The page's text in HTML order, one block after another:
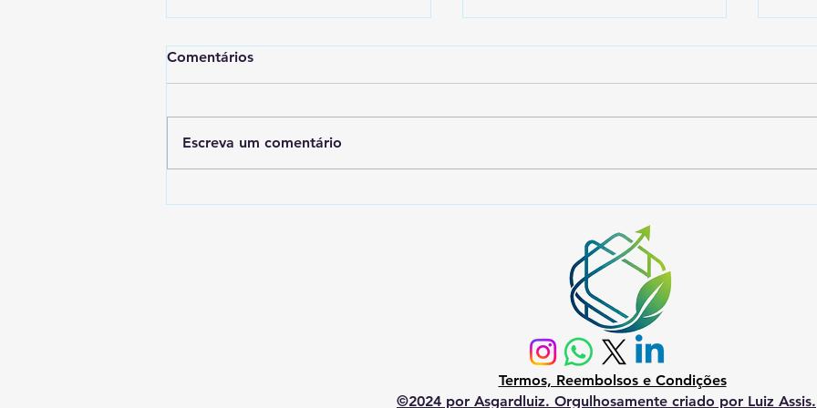
Direita Brasileira Entre o
Púlpito e o Palanque
Comentários
Escreva um comentário
Termos, Reembolsos e Condições
©2024 por Asgardluiz. Orgulhosamente criado por Luiz Assis.